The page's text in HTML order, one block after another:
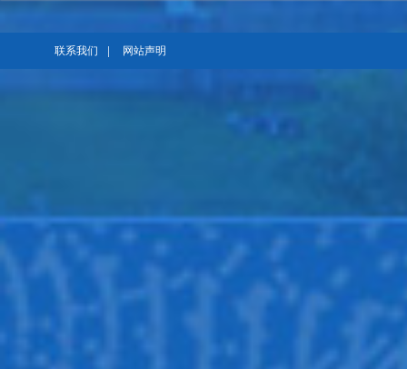
联系我们 | 网站声明